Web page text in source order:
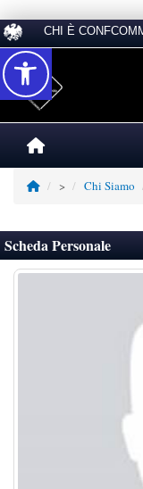
CHI È
> Chi Siamo
Scheda Personale